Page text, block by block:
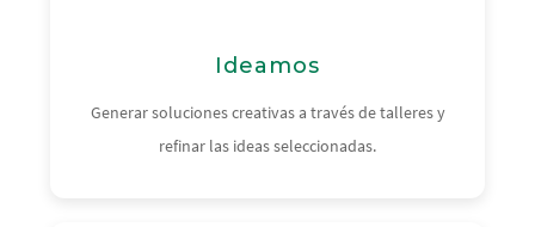
Ideamos
Generar soluciones creativas a través de talleres y
refinar las ideas seleccionadas.